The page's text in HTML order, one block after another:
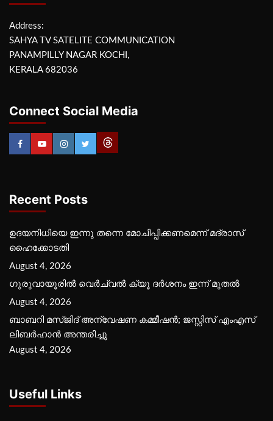
Address:
SAHYA TV SATELITE COMMUNICATION
PANAMPILLY NAGAR KOCHI,
KERALA 682036
Connect Social Media
Recent Posts
ഉദയനിധിയെ ഇന്നു തന്നെ മോചിപ്പിക്കണമെന്ന് മദ്രാസ്
ഹൈക്കോടതി
August 4, 2026
ഗുരുവായൂരില്‍ വെര്‍ച്വല്‍ ക്യൂ ദര്‍ശനം ഇന്ന് മുതല്‍
August 4, 2026
ബാബറി മസ്ജിദ് അന്വേഷണ കമ്മീഷന്‍; ജസ്റ്റിസ് എംഎസ്
ലിബര്‍ഹാന്‍ അന്തരിച്ചു
August 4, 2026
Useful Links